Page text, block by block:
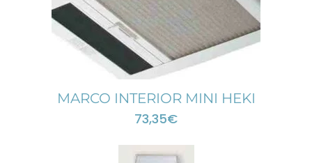
MARCO INTERIOR MINI HEKI
73,35€